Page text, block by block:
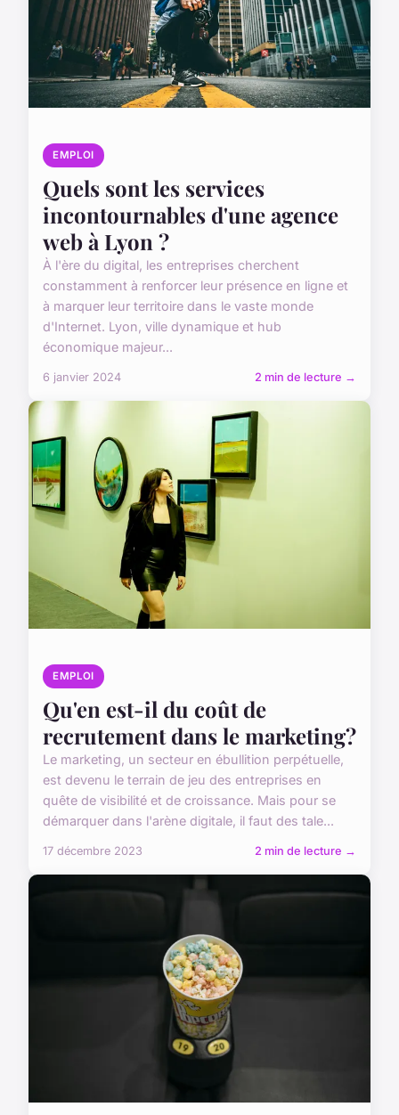
EMPLOI
Quels sont les services
incontournables d'une agence
web à Lyon ?
À l'ère du digital, les entreprises cherchent
constamment à renforcer leur présence en ligne et
à marquer leur territoire dans le vaste monde
d'Internet. Lyon, ville dynamique et hub
économique majeur...
6 janvier 2024 2 min de lecture →
EMPLOI
Qu'en est-il du coût de
recrutement dans le marketing?
Le marketing, un secteur en ébullition perpétuelle,
est devenu le terrain de jeu des entreprises en
quête de visibilité et de croissance. Mais pour se
démarquer dans l'arène digitale, il faut des tale...
17 décembre 2023 2 min de lecture →